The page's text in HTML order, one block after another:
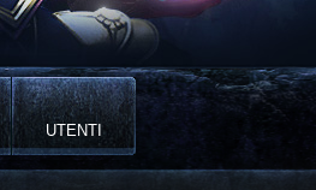
UTENTI